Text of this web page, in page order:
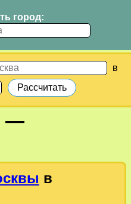
город:
в
—
в